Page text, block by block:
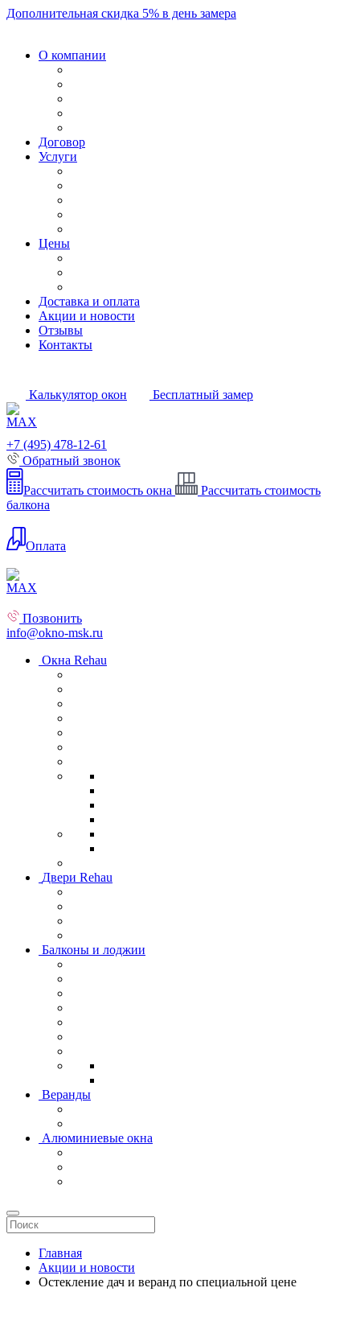
Дополнительная скидка 5% в день замера
О компании
Договор
Услуги
Цены
Доставка и оплата
Акции и новости
Отзывы
Контакты
Калькулятор окон Бесплатный замер
+7 (495) 478-12-61
Обратный звонок
Рассчитать стоимость окна
Рассчитать стоимость
балкона
Оплата
Позвонить
info@okno-msk.ru
Окна Rehau
Двери Rehau
Балконы и лоджии
Веранды
Алюминиевые окна
Главная
Акции и новости
Остекление дач и веранд по специальной цене